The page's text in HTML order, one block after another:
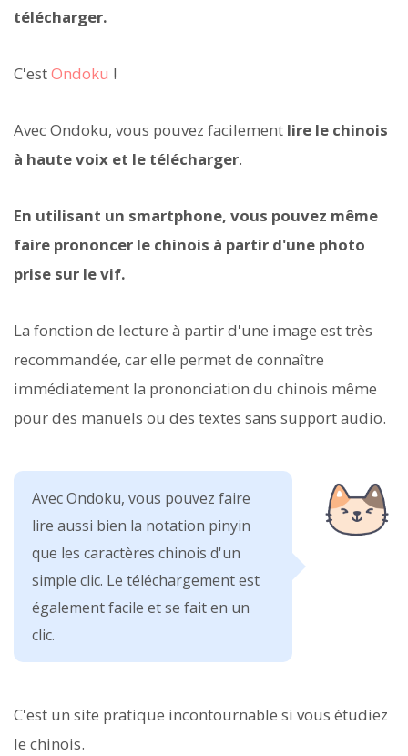
télécharger.
C'estOndoku !
Avec Ondoku, vous pouvez facilement lire le chinois
à haute voix et le télécharger.
En utilisant un smartphone, vous pouvez même
faire prononcer le chinois à partir d'une photo
prise sur le vif.
La fonction de lecture à partir d'une image est très
recommandée, car elle permet de connaître
immédiatement la prononciation du chinois même
pour des manuels ou des textes sans support audio.
Avec Ondoku, vous pouvez faire
lire aussi bien la notation pinyin
que les caractères chinois d'un
simple clic. Le téléchargement est
également facile et se fait en un
clic.
C'est un site pratique incontournable si vous étudiez
le chinois.